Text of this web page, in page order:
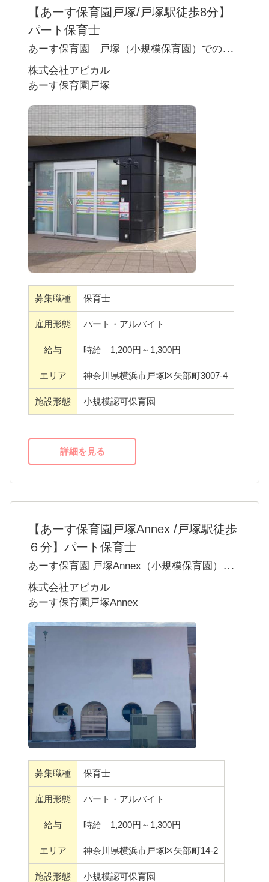
【あーす保育園戸塚/戸塚駅徒歩8分】
パート保育士
あーす保育園 戸塚（小規模保育園）での保
育業務
公園や系列園もたくさんあり、ほかの保育園
の園児との交流もできるので、日々楽しく保
育ができます！
子どもたちが「明日も来たい」と思ってもら
えるためには、スタッフがイキイキと仕事に
取り組める職場作りが大切だと考えておりま
すので園長含めスタッフ一同働きやすい環境
つくりを心掛け日々努めております。小規模
保育園ですので、子どもたち一人ひとりとじ
っくり向き合って保育をすることができま
す。また、スタッフは20代～50代と幅広く活
躍しています。
株式会社アピカル
あーす保育園戸塚
募集職種 保育士
雇用形態 パート・アルバイト
給与 時給 1,200円～1,300円
エリア 神奈川県横浜市戸塚区矢部町3007-4
施設形態 小規模認可保育園
詳細を見る
【あーす保育園戸塚Annex /戸塚駅徒歩
６分】パート保育士
あーす保育園 戸塚Annex（小規模保育園）で
の保育業務
公園や保育園もたくさんあり、ほかの保育園
の園児との交流もできるので、楽しく保育が
できます！
子どもたちが「明日も来たい」と思ってもら
えるためには、スタッフがイキイキと仕事に
取り組める職場作りが大切だと考えておりま
す。小規模保育園ですので、子どもたち一人
ひとりとじっくり向き合って保育をすること
ができます。また、スタッフは20代～50代と
幅広く活躍しています。
株式会社アピカル
あーす保育園戸塚Annex
募集職種 保育士
雇用形態 パート・アルバイト
給与 時給 1,200円～1,300円
エリア 神奈川県横浜市戸塚区矢部町14-2
施設形態 小規模認可保育園